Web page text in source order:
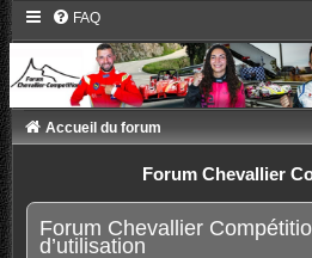
FAQ
Accueil du forum
Forum Chevallier
Forum Chevallier
d’utilisation